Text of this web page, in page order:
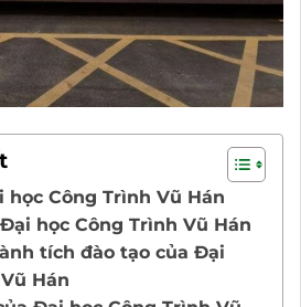
Công Trình Vũ Hán
học Công Trình Vũ Hán
tích đào tạo của Đại
Hán